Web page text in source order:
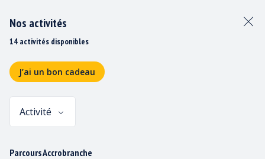
J’ai un bon cadeau
Nos activités
14 activités disponibles
Parcours Accrobranche
Activité